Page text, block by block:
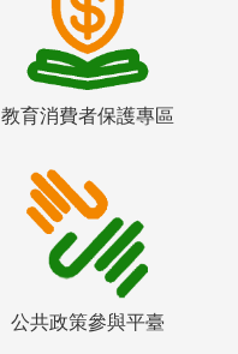
教育消費者保護專區
公共政策參與平臺